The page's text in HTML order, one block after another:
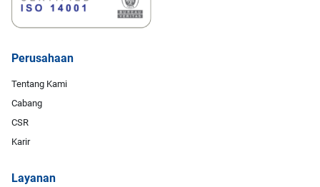
Perusahaan
Tentang Kami
Cabang
CSR
Karir
Layanan